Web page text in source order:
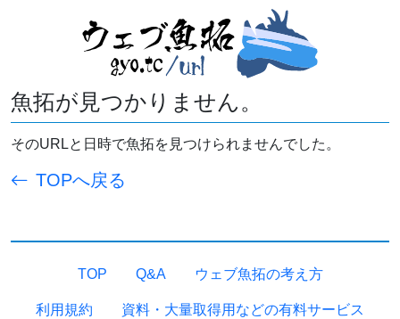
魚拓が見つかりません。
そのURLと日時で魚拓を見つけられませんでした。
TOPへ戻る
TOP Q&A ウェブ魚拓の考え方
利用規約 資料・大量取得用などの有料サービス